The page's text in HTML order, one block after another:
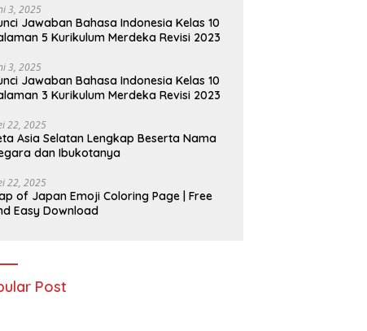
3, 2025
Jawaban Bahasa Indonesia Kelas 10
5 Kurikulum Merdeka Revisi 2023
3, 2025
Jawaban Bahasa Indonesia Kelas 10
3 Kurikulum Merdeka Revisi 2023
22, 2025
Asia Selatan Lengkap Beserta Nama
dan Ibukotanya
22, 2025
of Japan Emoji Coloring Page | Free
Easy Download
Post